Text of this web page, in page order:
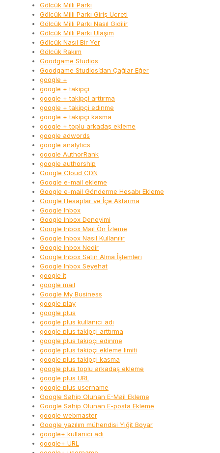
Gölcük Milli Parkı
Gölcük Milli Parkı Giriş Ücreti
Gölcük Milli Parkı Nasıl Gidilir
Gölcük Milli Parkı Ulaşım
Gölcük Nasıl Bir Yer
Gölcük Rakım
Goodgame Studios
Goodgame Studios’dan Çağlar Eğer
google +
google + takipçi
google + takipçi arttırma
google + takipçi edinme
google + takipçi kasma
google + toplu arkadaş ekleme
google adwords
google analytics
google AuthorRank
google authorship
Google Cloud CDN
Google e-mail ekleme
Google e-mail Gönderme Hesabı Ekleme
Google Hesaplar ve İçe Aktarma
Google Inbox
Google Inbox Deneyimi
Google Inbox Mail Ön İzleme
Google Inbox Nasıl Kullanılır
Google Inbox Nedir
Google Inbox Satın Alma İşlemleri
Google Inbox Seyehat
google it
google mail
Google My Business
google play
google plus
google plus kullanıcı adı
google plus takipçi arttırma
google plus takipçi edinme
google plus takipçi ekleme limiti
google plus takipçi kasma
google plus toplu arkadaş ekleme
google plus URL
google plus username
Google Sahip Olunan E-Mail Ekleme
Google Sahip Olunan E-posta Ekleme
google webmaster
Google yazılım mühendisi Yiğit Boyar
google+ kullanıcı adı
google+ URL